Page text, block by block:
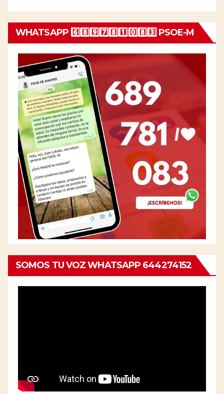
WHATSAPP 6️⃣8️⃣9️⃣7️⃣8️⃣1️⃣0️⃣8️⃣3️⃣ PSOE-M
SOMOS TU VOZ WHATSAPP 644274152